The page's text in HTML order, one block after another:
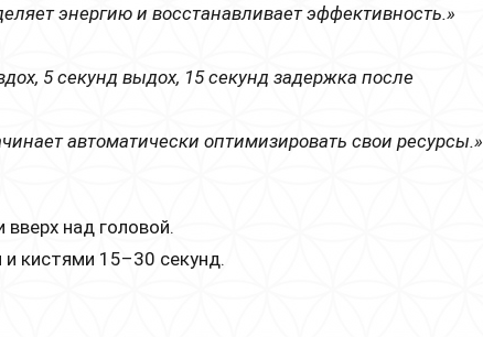
энергию и восстанавливает эффективность.»
5 секунд выдох, 15 секунд задержка после
автоматически оптимизировать свои ресурсы.»
над головой.
и кистями 15–30 секунд.